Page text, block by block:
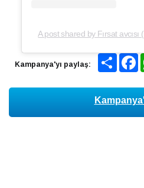
A post shared by Fırsat
Kampanya'yı paylaş:
Share